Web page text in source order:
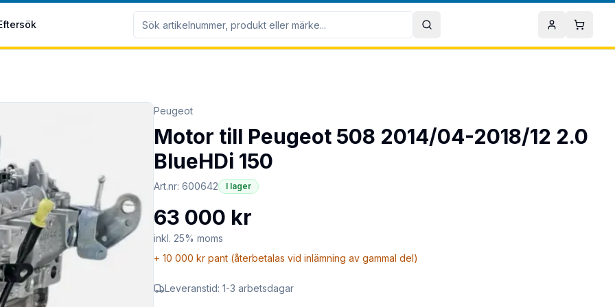
Sök Mitt konto
Peugeot
Motor till Peugeot 508 2014/04-2018/12 2.0
BlueHDi 150
Art.nr: 600642 I lager
63 000 kr
inkl. 25% moms
+ 10 000 kr pant (återbetalas vid inlämning av gammal del)
Leveranstid: 1-3 arbetsdagar